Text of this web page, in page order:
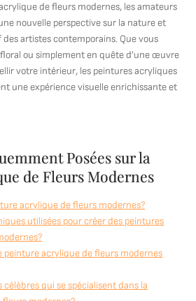
de fleurs modernes, les amateurs
nouvelle perspective sur la nature et
artistes contemporains. Que vous
floral ou simplement en quête d’une œuvre
votre intérieur, les peintures acryliques
une expérience visuelle enrichissante et
Posées sur la
de Fleurs Modernes
acrylique de fleurs modernes?
utilisées pour créer des peintures
peinture acrylique de fleurs modernes
célèbres qui se spécialisent dans la